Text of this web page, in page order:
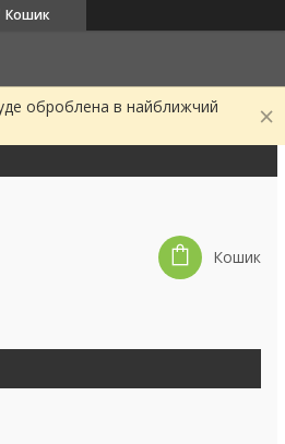
Кошик
оброблена в найближчий
Кошик